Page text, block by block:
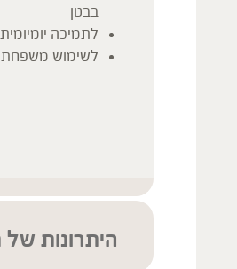
בבטן
לתמיכה
לשימוש
היתרונות